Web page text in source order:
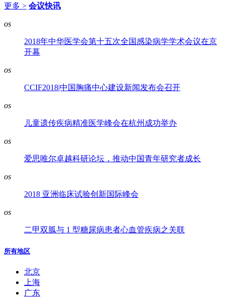
更多 > 会议快讯
os
2018年中华医学会第十五次全国感染病学学术会议在京
开幕
os
CCIF2018|中国胸痛中心建设新闻发布会召开
os
儿童遗传疾病精准医学峰会在杭州成功举办
os
爱思唯尔卓越科研论坛，推动中国青年研究者成长
os
2018 亚洲临床试验创新国际峰会
os
二甲双胍与 1 型糖尿病患者心血管疾病之关联
所有地区
北京
上海
广东